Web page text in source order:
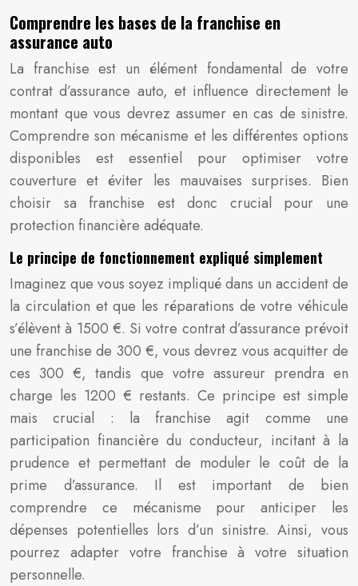
Comprendre les bases de la franchise en
assurance auto
La franchise est un élément fondamental de votre
contrat d’assurance auto, et influence directement le
montant que vous devrez assumer en cas de sinistre.
Comprendre son mécanisme et les différentes options
disponibles est essentiel pour optimiser votre
couverture et éviter les mauvaises surprises. Bien
choisir sa franchise est donc crucial pour une
protection financière adéquate.
Le principe de fonctionnement expliqué simplement
Imaginez que vous soyez impliqué dans un accident de
la circulation et que les réparations de votre véhicule
s’élèvent à 1500 €. Si votre contrat d’assurance prévoit
une franchise de 300 €, vous devrez vous acquitter de
ces 300 €, tandis que votre assureur prendra en
charge les 1200 € restants. Ce principe est simple
mais crucial : la franchise agit comme une
participation financière du conducteur, incitant à la
prudence et permettant de moduler le coût de la
prime d’assurance. Il est important de bien
comprendre ce mécanisme pour anticiper les
dépenses potentielles lors d’un sinistre. Ainsi, vous
pourrez adapter votre franchise à votre situation
personnelle.